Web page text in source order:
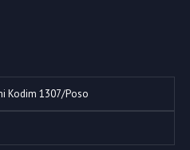
Kodim 1307/Poso